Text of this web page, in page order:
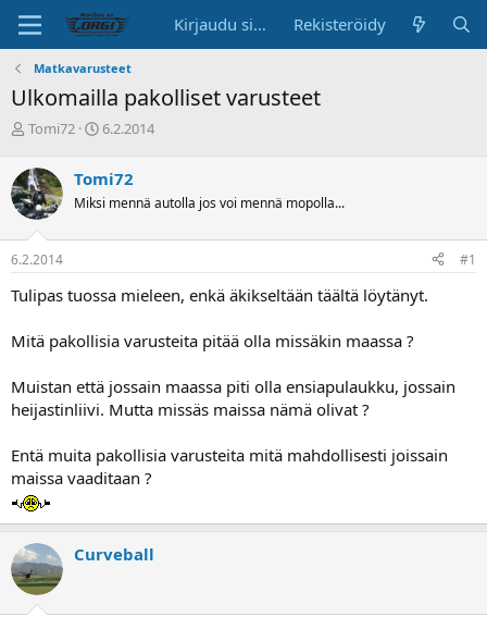
Kirjaudu sisään Rekisteröidy
Matkavarusteet
Ulkomailla pakolliset varusteet
K
s
k
u
s
t
e
u
a
o
t
a
j
a
Tomi72
A
i
t
s
i
ä
6.2.2014
Tomi72
Miksi mennä autolla jos voi mennä mopolla...
6.2.2014 #1
Tulipas tuossa mieleen, enkä äkikseltään täältä löytänyt.
Mitä pakollisia varusteita pitää olla missäkin maassa ?
Muistan että jossain maassa piti olla ensiapulaukku, jossain
heijastinliivi. Mutta missäs maissa nämä olivat ?
Entä muita pakollisia varusteita mitä mahdollisesti joissain
maissa vaaditaan ?
Curveball